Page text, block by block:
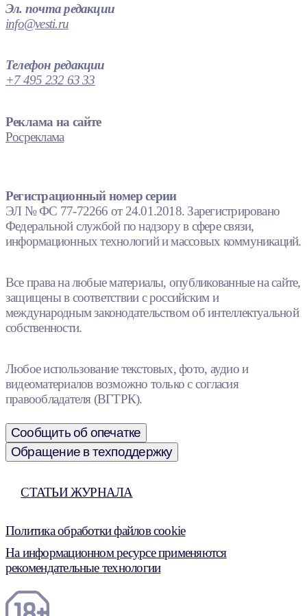
Эл. почта редакции
info@vesti.ru
Телефон редакции
+7 495 232 63 33
Реклама на сайте
Росреклама
Регистрационный номер серии
ЭЛ № ФС 77-72266 от 24.01.2018. Зарегистрировано
Федеральной службой по надзору в сфере связи,
информационных технологий и массовых коммуникаций.
Все права на любые материалы, опубликованные на сайте,
защищены в соответствии с российским и
международным законодательством об интеллектуальной
собственности.
Любое использование текстовых, фото, аудио и
видеоматериалов возможно только с согласия
правообладателя (ВГТРК).
Сообщить об опечатке
Обращение в техподдержку
СТАТЬИ ЖУРНАЛА
Политика обработки файлов cookie
На информационном ресурсе применяются
рекомендательные технологии